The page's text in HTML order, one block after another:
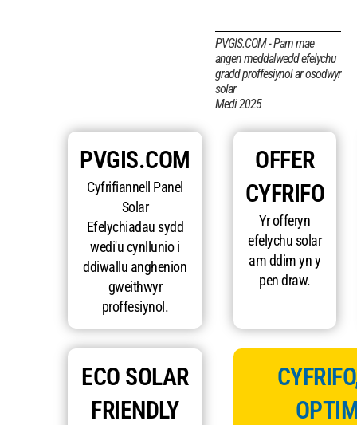
PVGIS.COM - Pam mae
angen meddalwedd efelychu
gradd proffesiynol ar osodwyr
solar
Medi 2025
PVGIS.COM
Cyfrifiannell Panel
Solar
Efelychiadau sydd
wedi'u cynllunio i
ddiwallu anghenion
gweithwyr
proffesiynol.
OFFER
CYFRIFO
Yr offeryn
efelychu solar
am ddim yn y
pen draw.
ECO SOLAR
FRIENDLY